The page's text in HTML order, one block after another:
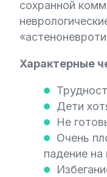
сохранной
Характерные
Дети
Не
Очень
падение